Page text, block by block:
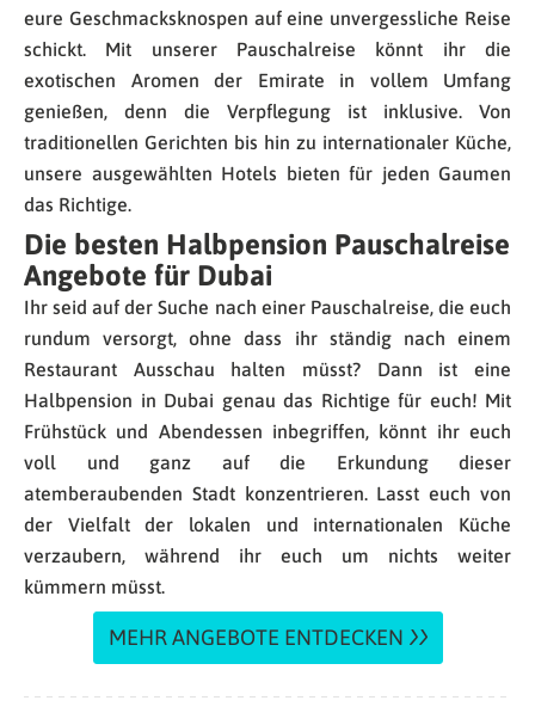
eure Geschmacksknospen auf eine unvergessliche Reise
schickt. Mit unserer Pauschalreise könnt ihr die
exotischen Aromen der Emirate in vollem Umfang
genießen, denn die Verpflegung ist inklusive. Von
traditionellen Gerichten bis hin zu internationaler Küche,
unsere ausgewählten Hotels bieten für jeden Gaumen
das Richtige.
Die besten Halbpension Pauschalreise
Angebote für Dubai
Ihr seid auf der Suche nach einer Pauschalreise, die euch
rundum versorgt, ohne dass ihr ständig nach einem
Restaurant Ausschau halten müsst? Dann ist eine
Halbpension in Dubai genau das Richtige für euch! Mit
Frühstück und Abendessen inbegriffen, könnt ihr euch
voll und ganz auf die Erkundung dieser
atemberaubenden Stadt konzentrieren. Lasst euch von
der Vielfalt der lokalen und internationalen Küche
verzaubern, während ihr euch um nichts weiter
kümmern müsst.
MEHR ANGEBOTE ENTDECKEN